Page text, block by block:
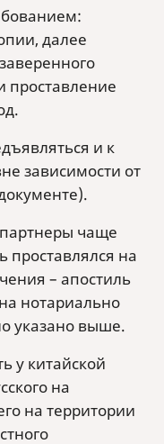
далее
проставление
и к
зависимости от
чаще
проставлялся на
– апостиль
нотариально
указано выше.
у китайской
на
на территории